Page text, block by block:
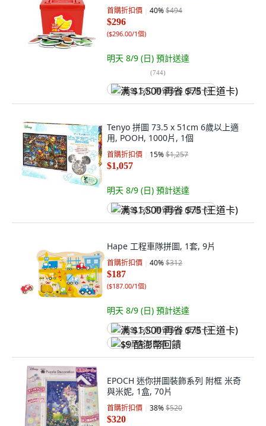
首購折扣價 40%$494
$296
($296.00/1個)
明天 8/9 (日) 預計送達
(744)
满 $1,500 再省 $75 (王道卡)
Tenyo 拼圖 73.5 x 51cm 6歲以上適
用, POOH, 1000片, 1個
首購折扣價 15%$1,257
$1,057
明天 8/9 (日) 預計送達
满 $1,500 再省 $75 (王道卡)
Hape 工程車隊拼圖, 1套, 9片
首購折扣價 40%$312
$187
($187.00/1個)
明天 8/9 (日) 預計送達
满 $1,500 再省 $75 (王道卡)
$9 酷澎幣回饋
EPOCH 迷你拼圖裝飾系列 附框 米奇
與米妮, 1盒, 70片
首購折扣價 38%$520
$320